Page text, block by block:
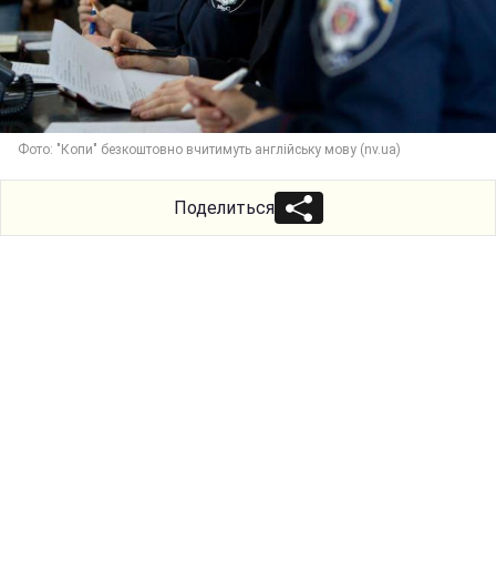
Фото: "Копи" безкоштовно вчитимуть англійську мову (nv.ua)
Поделиться